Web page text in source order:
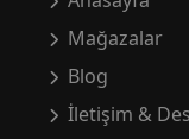
Mağazalar
Blog
İletişim &